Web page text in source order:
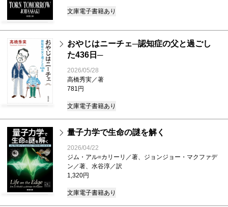
文庫電子書籍あり
おやじはニーチェ─認知症の父と過ごし
た436日─
2026/05/28
高橋秀実／著
781円
文庫電子書籍あり
量子力学で生命の謎を解く
2026/04/22
ジム・アル=カリーリ／著、ジョンジョー・マクファデ
ン／著、水谷淳／訳
1,320円
文庫電子書籍あり